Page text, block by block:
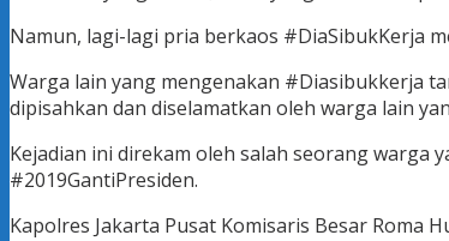
Namun, lagi-lagi pria berkaos #DiaSibukKerja
Warga lain yang mengenakan #Diasibukkerja
dipisahkan dan diselamatkan oleh warga lain
Kejadian ini direkam oleh salah seorang warga
#2019GantiPresiden.
Kapolres Jakarta Pusat Komisaris Besar Roma